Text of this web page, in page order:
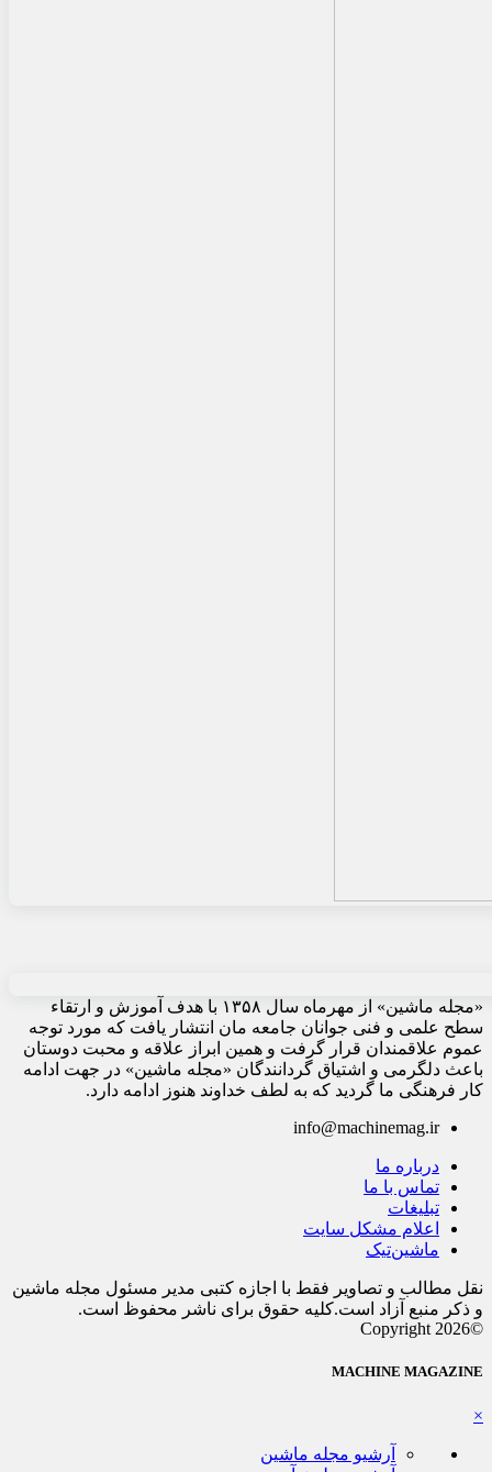
«مجله ماشین» از مهرماه سال ۱۳۵۸ با هدف آموزش و ارتقاء
سطح علمی و فنی جوانان جامعه مان انتشار یافت که مورد توجه
عموم علاقمندان قرار گرفت و همین ابراز علاقه و محبت دوستان
باعث دلگرمی و اشتیاق گردانندگان «مجله ماشین» در جهت ادامه
کار فرهنگی ما گردید که به لطف خداوند هنوز ادامه دارد.
info@machinemag.ir
درباره ما
تماس با ما
تبلیغات
اعلام مشکل سایت
ماشین‌تیک
نقل مطالب و تصاویر فقط با اجازه کتبی مدیر مسئول مجله ماشین
و ذکر منبع آزاد است.کلیه حقوق برای ناشر محفوظ است.
©Copyright 2026
MACHINE MAGAZINE
×
آرشیو مجله ماشین